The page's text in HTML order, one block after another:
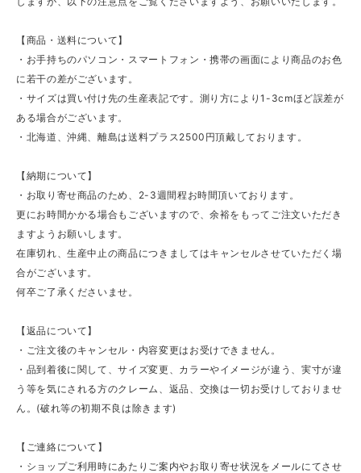
【商品・送料について】
・お手持ちのパソコン・スマートフォン・携帯の画面により商品のお色
に若干の差がございます。
・サイズは買い付け先の生産表記です。測り方により1-3cmほど誤差が
ある場合がございます。
・北海道、沖縄、離島は送料プラス2500円頂戴しております。
【納期について】
・お取り寄せ商品のため、2-3週間程お時間頂いております。
更にお時間かかる場合もございますので、余裕をもってご注文いただき
ますようお願いします。
在庫切れ、生産中止の商品につきましてはキャンセルさせていただく場
合がございます。
何卒ご了承くださいませ。
【返品について】
・ご注文後のキャンセル・内容変更はお受けできません。
・品到着後に関して、サイズ変更、カラーやイメージが違う、実寸が違
う等を気にされる方のクレーム、返品、交換は一切お受けしておりませ
ん。(破れ等の初期不良は除きます)
【ご連絡について】
・ショップご利用時にあたりご案内やお取り寄せ状況をメールにてさせ